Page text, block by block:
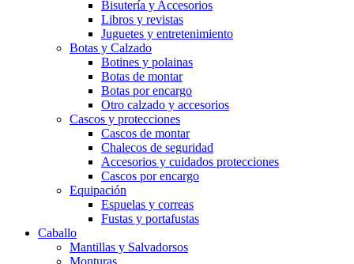
Bisutería y Accesorios
Libros y revistas
Juguetes y entretenimiento
Botas y Calzado
Botines y polainas
Botas de montar
Botas por encargo
Otro calzado y accesorios
Cascos y protecciones
Cascos de montar
Chalecos de seguridad
Accesorios y cuidados protecciones
Cascos por encargo
Equipación
Espuelas y correas
Fustas y portafustas
Caballo
Mantillas y Salvadorsos
Monturas